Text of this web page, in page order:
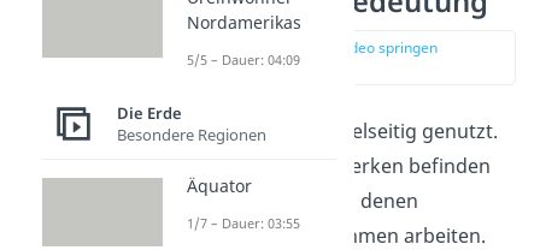
zur Stelle im Video springen
(01:52)
Der Burj Khalifa wird vielseitig genutzt.
In den unteren Stockwerken befinden
sich vor allem
, in denen
verschiedene Unternehmen arbeiten.
Nordamerikas
5/5 – Dauer: 04:09
Die Erde
Besondere Regionen
Äquator
1/7 – Dauer: 03:55